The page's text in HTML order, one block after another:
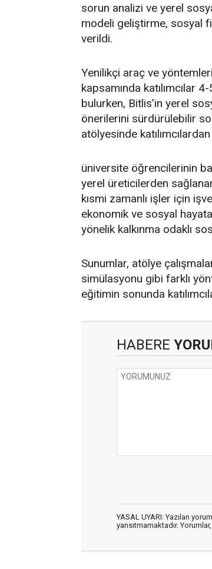
sorun analizi ve yerel
modeli geliştirme, sosyal
verildi.
Yenilikçi araç ve
kapsamında katılımcılar
bulurken, Bitlis’in yerel
önerilerini sürdürülebilir
atölyesinde
üniversite öğrencilerinin
yerel üreticilerden
kısmi zamanlı işler için
ekonomik ve sosyal
yönelik kalkınma odaklı
Sunumlar, atölye
simülasyonu gibi farklı
eğitimin sonunda
HABERE
YASAL UYARI: Yazılan
yansıtmamaktadır.